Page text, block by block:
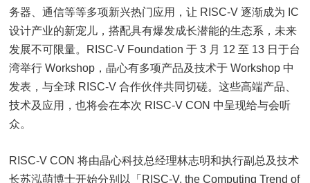
务器、通信等等多项新兴热门应用，让 RISC-V 逐渐成为 IC
设计产业的新宠儿，搭配具有爆发成长潜能的生态系，未来
发展不可限量。RISC-V Foundation 于 3 月 12 至 13 日于台
湾举行 Workshop，晶心有多项产品及技术于 Workshop 中
发表，与全球 RISC-V 合作伙伴共同切磋。这些高端产品、
技术及应用，也将会在本次 RISC-V CON 中呈现给与会听
众。
RISC-V CON 将由晶心科技总经理林志明和执行副总及技术
长苏泓萌博士开始分别以「RISC-V, the Computing Trend of